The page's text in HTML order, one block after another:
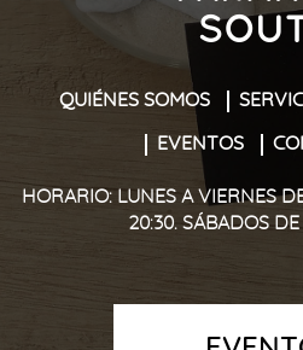
QUIÉNES SOMOS
EVENTOS
HORARIO: LUNES A VIERNES
20:30. SÁBADOS DE